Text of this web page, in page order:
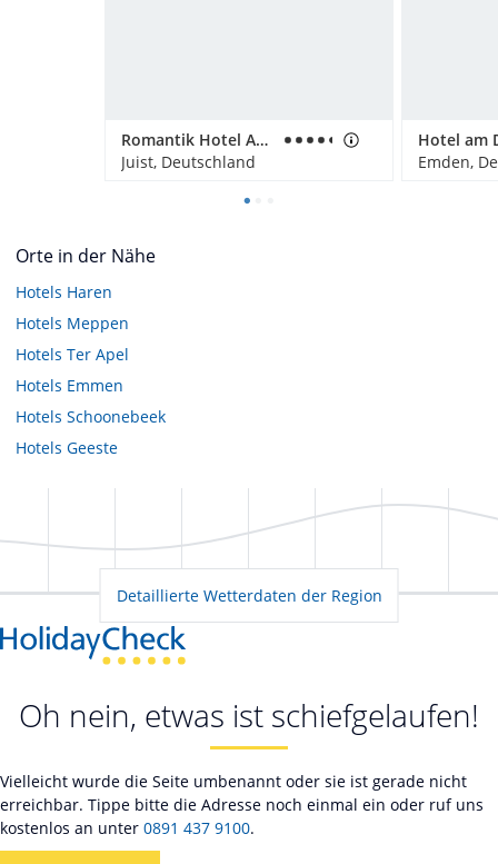
Romantik Hotel Achterdiek
Juist, Deutschland
Hotel am
Emden,
Orte in der Nähe
Hotels Haren
Hotels Meppen
Hotels Ter Apel
Hotels Emmen
Hotels Schoonebeek
Hotels Geeste
Detaillierte Wetterdaten der Region
Oh nein, etwas ist schiefgelaufen!
Vielleicht wurde die Seite umbenannt oder sie ist gerade nicht
erreichbar. Tippe bitte die Adresse noch einmal ein oder ruf uns
kostenlos an unter 0891 437 9100.